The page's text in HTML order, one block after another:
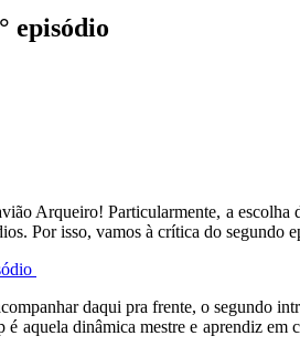
episódio
Arqueiro! Particularmente, a
Por isso, vamos à crítica do segundo
daqui pra frente, o segundo
aquela dinâmica mestre e aprendiz